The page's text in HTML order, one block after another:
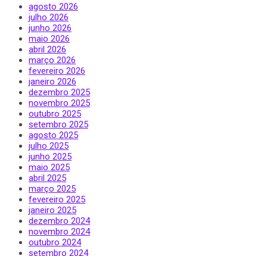
agosto 2026
julho 2026
junho 2026
maio 2026
abril 2026
março 2026
fevereiro 2026
janeiro 2026
dezembro 2025
novembro 2025
outubro 2025
setembro 2025
agosto 2025
julho 2025
junho 2025
maio 2025
abril 2025
março 2025
fevereiro 2025
janeiro 2025
dezembro 2024
novembro 2024
outubro 2024
setembro 2024